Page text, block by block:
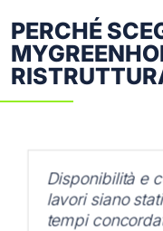
PERCHÉ
Disponibilità e
lavori siano
tempi